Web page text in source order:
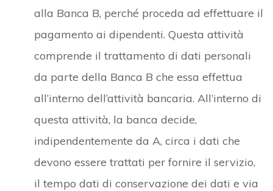
alla Banca B, perché proceda ad effettuare il
pagamento ai dipendenti. Questa attività
comprende il trattamento di dati personali
da parte della Banca B che essa effettua
all’interno dell’attività bancaria. All’interno di
questa attività, la banca decide,
indipendentemente da A, circa i dati che
devono essere trattati per fornire il servizio,
il tempo dati di conservazione dei dati e via